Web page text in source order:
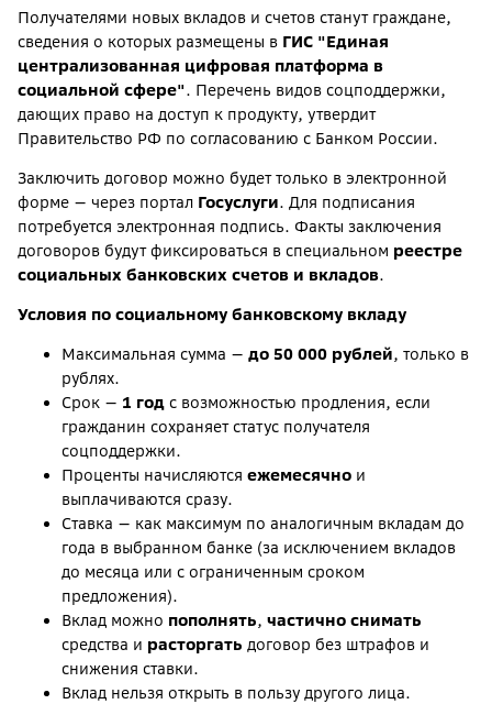
Получателями новых вкладов и счетов станут граждане,
сведения о которых размещены в ГИС "Единая
централизованная цифровая платформа в
социальной сфере". Перечень видов соцподдержки,
дающих право на доступ к продукту, утвердит
Правительство РФ по согласованию с Банком России.
Заключить договор можно будет только в электронной
форме — через портал Госуслуги. Для подписания
потребуется электронная подпись. Факты заключения
договоров будут фиксироваться в специальном реестре
социальных банковских счетов и вкладов.
Условия по социальному банковскому вкладу
Максимальная сумма — до 50 000 рублей, только в
рублях.
Срок — 1 год с возможностью продления, если
гражданин сохраняет статус получателя
соцподдержки.
Проценты начисляются ежемесячно и
выплачиваются сразу.
Ставка — как максимум по аналогичным вкладам до
года в выбранном банке (за исключением вкладов
до месяца или с ограниченным сроком
предложения).
Вклад можно пополнять, частично снимать
средства и расторгать договор без штрафов и
снижения ставки.
Вклад нельзя открыть в пользу другого лица.